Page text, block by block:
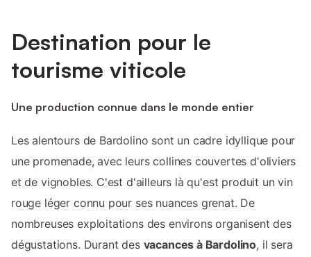
Destination pour le
tourisme viticole
Une production connue dans le monde entier
Les alentours de Bardolino sont un cadre idyllique pour
une promenade, avec leurs collines couvertes d'oliviers
et de vignobles. C'est d'ailleurs là qu'est produit un vin
rouge léger connu pour ses nuances grenat. De
nombreuses exploitations des environs organisent des
dégustations. Durant des vacances à Bardolino, il sera